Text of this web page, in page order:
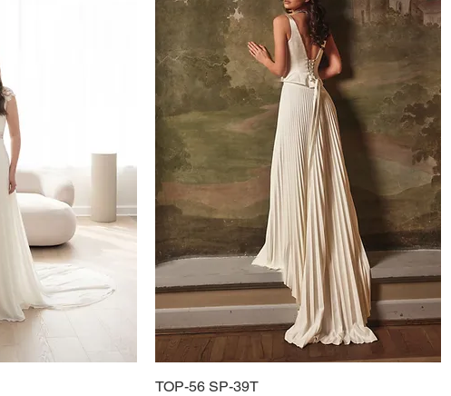
Schnellansicht
TOP-56 SP-39T